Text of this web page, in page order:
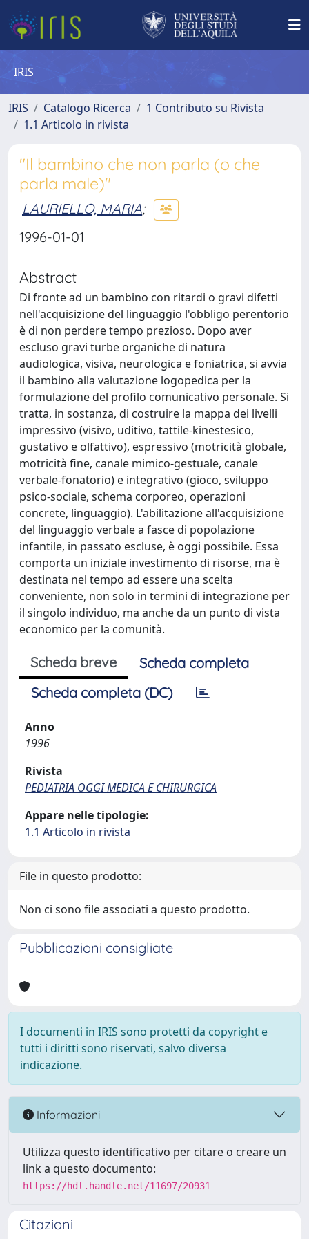
IRIS
IRIS Catalogo Ricerca
1 Contributo su Rivista
1.1 Articolo in rivista
"Il bambino che non parla (o che
parla male)"
LAURIELLO, MARIA;
1996-01-01
Abstract
Di fronte ad un bambino con ritardi o gravi difetti
nell'acquisizione del linguaggio l'obbligo perentorio
è di non perdere tempo prezioso. Dopo aver
escluso gravi turbe organiche di natura
audiologica, visiva, neurologica e foniatrica, si avvia
il bambino alla valutazione logopedica per la
formulazione del profilo comunicativo personale. Si
tratta, in sostanza, di costruire la mappa dei livelli
impressivo (visivo, uditivo, tattile-kinestesico,
gustativo e olfattivo), espressivo (motricità globale,
motricità fine, canale mimico-gestuale, canale
verbale-fonatorio) e integrativo (gioco, sviluppo
psico-sociale, schema corporeo, operazioni
concrete, linguaggio). L'abilitazione all'acquisizione
del linguaggio verbale a fasce di popolazione
infantile, in passato escluse, è oggi possibile. Essa
comporta un iniziale investimento di risorse, ma è
destinata nel tempo ad essere una scelta
conveniente, non solo in termini di integrazione per
il singolo individuo, ma anche da un punto di vista
economico per la comunità.
Scheda breve
Scheda completa
Scheda completa (DC)
Anno
1996
Rivista
PEDIATRIA OGGI MEDICA E CHIRURGICA
Appare nelle tipologie:
1.1 Articolo in rivista
File in questo prodotto:
Non ci sono file associati a questo prodotto.
Pubblicazioni consigliate
I documenti in IRIS sono protetti da copyright e
tutti i diritti sono riservati, salvo diversa
indicazione.
Informazioni
Utilizza questo identificativo per citare o creare un
link a questo documento:
https://hdl.handle.net/11697/20931
Citazioni